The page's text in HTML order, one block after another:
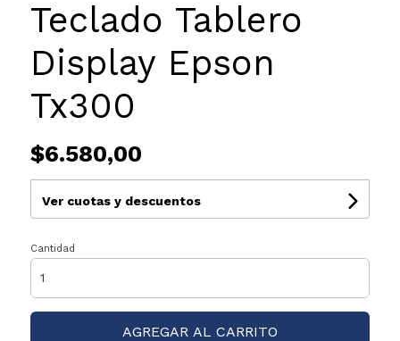
Teclado Tablero
Display Epson
Tx300
$6.580,00
Ver cuotas y descuentos
Cantidad
AGREGAR AL CARRITO